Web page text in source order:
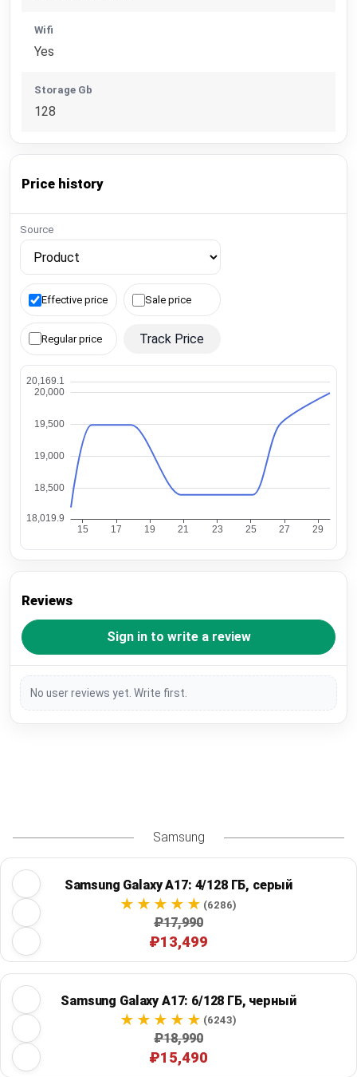
Wifi
Yes
Storage Gb
128
Price history
Source
Effective price Sale price
Regular price Track Price
Reviews
Sign in to write a review
No user reviews yet. Write first.
Samsung
Samsung Galaxy A17: 4/128 ГБ, серый
(6286)
₽17,990
₽13,499
Samsung Galaxy A17: 6/128 ГБ, черный
(6243)
₽18,990
₽15,490